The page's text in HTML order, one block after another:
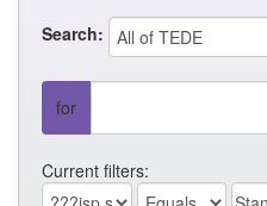
Search:
for
Current filters: